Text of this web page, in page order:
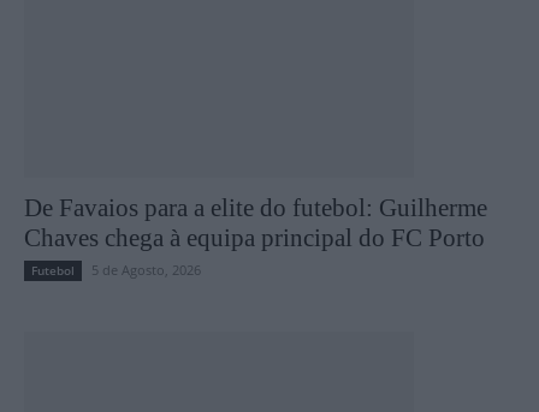
De Favaios para a elite do futebol: Guilherme
Chaves chega à equipa principal do FC Porto
Futebol 5 de Agosto, 2026